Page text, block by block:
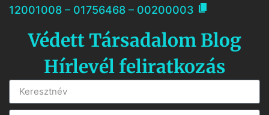
12001008 – 01756468 – 00200003 
Védett Társadalom Blog
Hírlevél feliratkozás